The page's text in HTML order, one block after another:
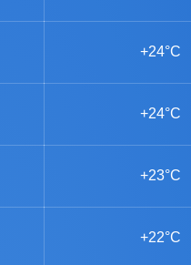
+24°C
+24°C
+23°C
+22°C